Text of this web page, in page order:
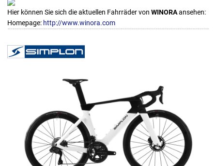
Hier können Sie sich die aktuellen Fahrräder von WINORAansehen:
Homepage: http://www.winora.com